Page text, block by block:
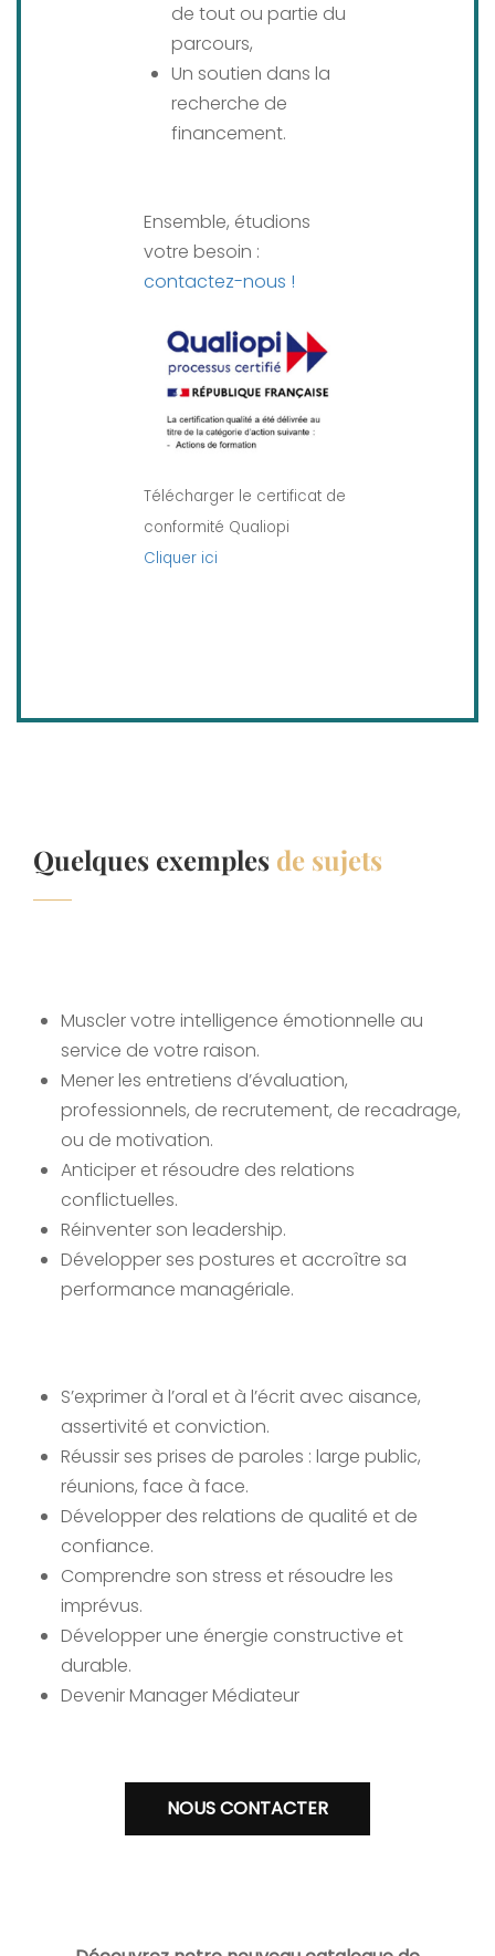
de tout ou partie du
parcours,
Un soutien dans la
recherche de
financement.
Ensemble, étudions
votre besoin :
contactez-nous !
Télécharger le certificat de
conformité Qualiopi
Cliquer ici
Quelques exemples de sujets
Muscler votre intelligence émotionnelle au
service de votre raison.
Mener les entretiens d’évaluation,
professionnels, de recrutement, de recadrage,
ou de motivation.
Anticiper et résoudre des relations
conflictuelles.
Réinventer son leadership.
Développer ses postures et accroître sa
performance managériale.
S’exprimer à l’oral et à l’écrit avec aisance,
assertivité et conviction.
Réussir ses prises de paroles : large public,
réunions, face à face.
Développer des relations de qualité et de
confiance.
Comprendre son stress et résoudre les
imprévus.
Développer une énergie constructive et
durable.
Devenir Manager Médiateur
NOUS CONTACTER